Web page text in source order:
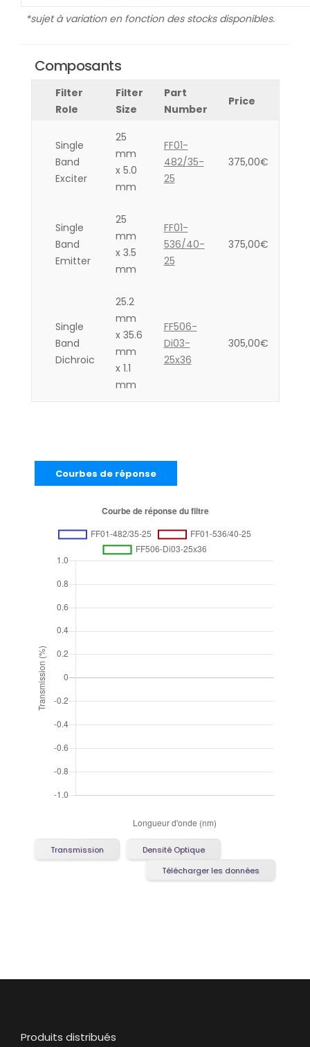
*sujet à variation en fonction des stocks disponibles.
Composants
Filter
Role
Filter
Size
Part
Number
Price
Single
Band
Exciter
25
mm
x 5.0
mm
FF01-
482/35-
25
375,00€
Single
Band
Emitter
25
mm
x 3.5
mm
FF01-
536/40-
25
375,00€
Single
Band
Dichroic
25.2
mm
x 35.6
mm
x 1.1
mm
FF506-
Di03-
25x36
305,00€
Courbes de réponse
Transmission
Densité Optique
Télécharger les données
Produits distribués